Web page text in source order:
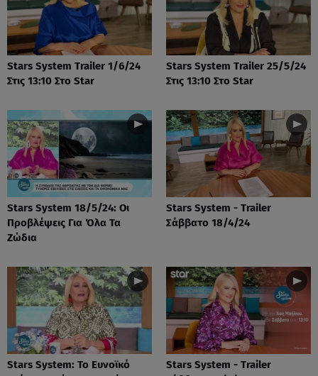
Stars System Trailer 1/6/24
Στις 13:10 Στο Star
Stars System Trailer 25/5/24
Στις 13:10 Στο Star
Stars System 18/5/24: Οι
Προβλέψεις Για Όλα Τα
Ζώδια
Stars System - Trailer
Σάββατο 18/4/24
Stars System: Το Ευνοϊκό
Stars System - Trailer